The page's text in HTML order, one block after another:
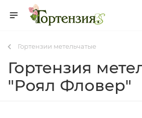
Гортензии метельчатые
Гортензия
"Роял Фловер"